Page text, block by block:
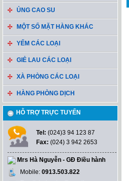
ỦNG CAO SU
MỘT SỐ MẶT HÀNG KHÁC
YẾM CÁC LOẠI
GIẺ LAU CÁC LOẠI
XÀ PHÒNG CÁC LOẠI
HÀNG PHÒNG DỊCH
HỖ TRỢ TRỰC TUYẾN
Tel: (024)3 94 123 87
Fax: (024) 3 942 2653
Mrs Hà Nguyễn - GĐ Điều hành
Mobile: 0913.503.822